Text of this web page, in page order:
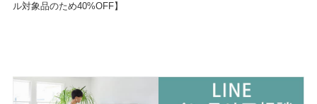
ル対象品のため40%OFF】